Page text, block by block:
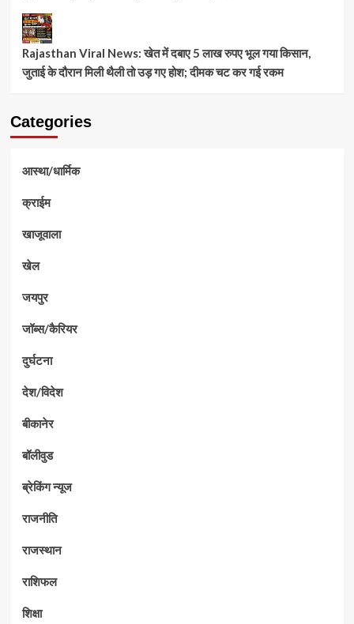
Rajasthan Viral News: खेत में दबाए 5 लाख रुपए भूल गया किसान,
जुताई के दौरान मिली थैली तो उड़ गए होश; दीमक चट कर गई रकम
Categories
आस्था/धार्मिक
क्राईम
खाजूवाला
खेल
जयपुर
जॉब्स/कैरियर
दुर्घटना
देश/विदेश
बीकानेर
बॉलीवुड
ब्रेकिंग न्यूज
राजनीति
राजस्थान
राशिफल
शिक्षा